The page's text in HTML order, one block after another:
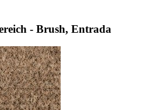
- Brush, Entrada